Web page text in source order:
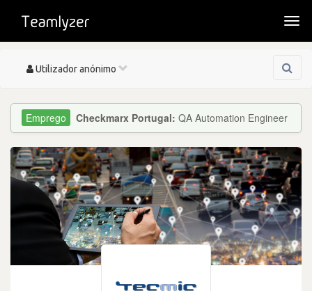
Toggle
Utilizador anónimo
Checkmarx Portugal: QA Automation Engineer